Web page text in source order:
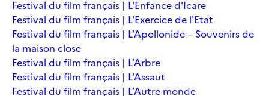
Festival du film français | L'Enfance d'Icare
Festival du film français | L'Exercice de l'Etat
Festival du film français | L’Apollonide – Souvenirs de
la maison close
Festival du film français | L’Arbre
Festival du film français | L’Assaut
Festival du film français | L’Autre monde